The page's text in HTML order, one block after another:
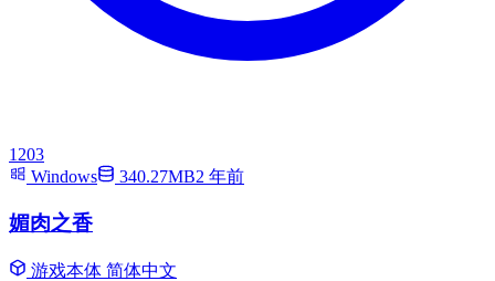
1203
Windows
340.27MB2 年前
媚肉之香
游戏本体 简体中文